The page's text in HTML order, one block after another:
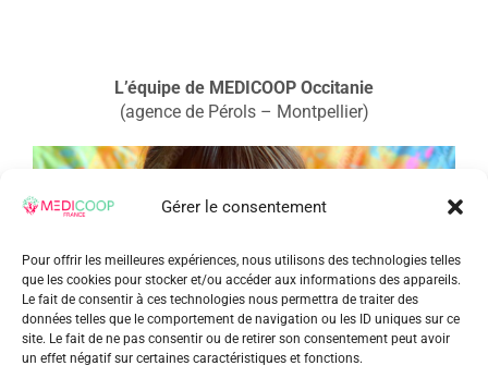
Gérer le consentement
Pour offrir les meilleures expériences, nous utilisons des technologies telles
que les cookies pour stocker et/ou accéder aux informations des appareils.
Le fait de consentir à ces technologies nous permettra de traiter des
données telles que le comportement de navigation ou les ID uniques sur ce
site. Le fait de ne pas consentir ou de retirer son consentement peut avoir
un effet négatif sur certaines caractéristiques et fonctions.
L’équipe de MEDICOOP Occitanie
(agence de Pérols – Montpellier)